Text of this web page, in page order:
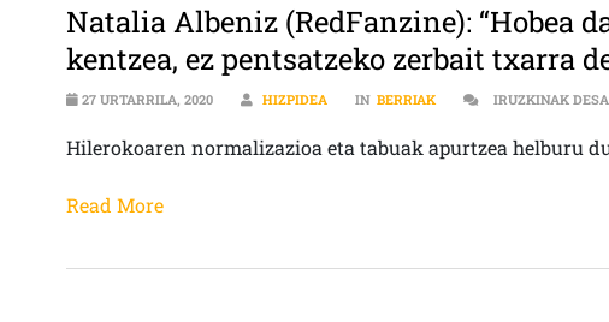
Natalia Albeniz (RedFanzine): “Hobea
kentzea, ez pentsatzeko zerbait txarra
27 URTARRILA, 2020 HIZPIDEA IN BERRIAK IRUZKINAK
Hilerokoaren normalizazioa eta tabuak apurtzea helburu
Read More